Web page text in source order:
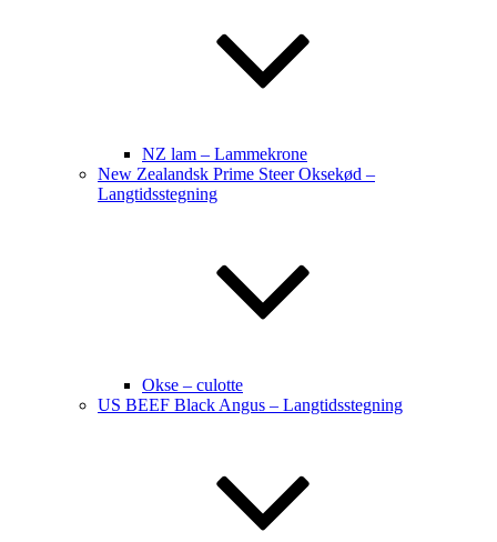
NZ lam – Lammekrone
New Zealandsk Prime Steer Oksekød –
Langtidsstegning
Okse – culotte
US BEEF Black Angus – Langtidsstegning